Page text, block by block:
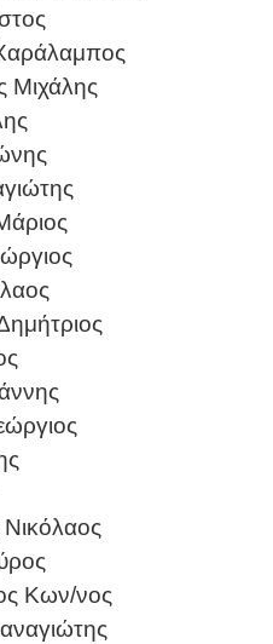
Μιχάλης
Κων/νος